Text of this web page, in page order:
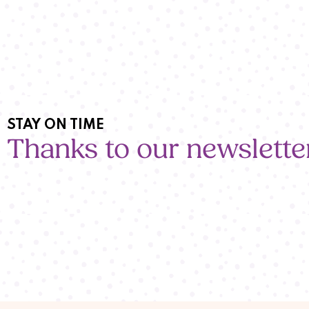
STAY ON TIME
Thanks to our